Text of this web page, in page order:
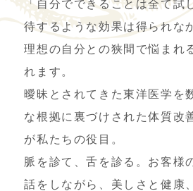
「自分でできることは全て試
待するような効果は得られな
理想の自分との狭間で悩まれ
れます。
曖昧とされてきた東洋医学を
な根拠に裏づけされた体質改
が私たちの役目。
脈を診て、舌を診る。お客様
話をしながら、美しさと健康